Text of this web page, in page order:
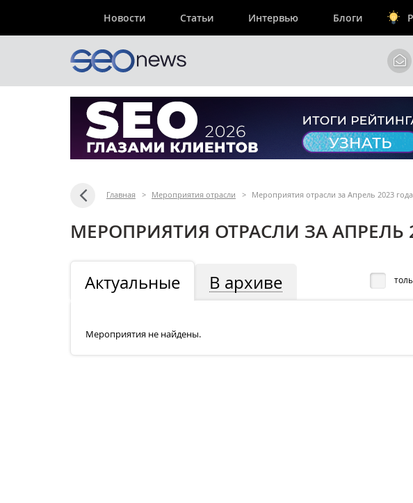
Новости Статьи Интервью Блоги
Главная > Мероприятия отрасли > Мероприятия отрасли за Апрель 2023
МЕРОПРИЯТИЯ ОТРАСЛИ ЗА АПРЕЛЬ
Актуальные В архиве
Мероприятия не найдены.